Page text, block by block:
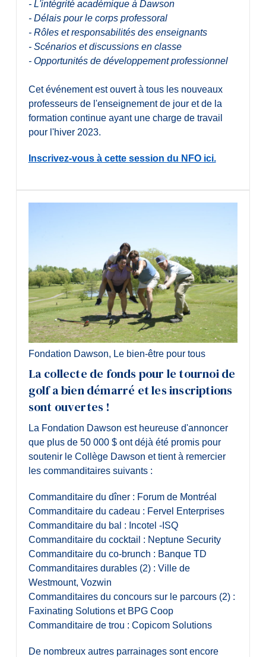
- L'intégrité académique à Dawson
- Délais pour le corps professoral
- Rôles et responsabilités des enseignants
- Scénarios et discussions en classe
- Opportunités de développement professionnel
Cet événement est ouvert à tous les nouveaux
professeurs de l'enseignement de jour et de la
formation continue ayant une charge de travail
pour l'hiver 2023.
Inscrivez-vous à cette session du NFO ici.
Fondation Dawson, Le bien-être pour tous
La collecte de fonds pour le tournoi de
golf a bien démarré et les inscriptions
sont ouvertes !
La Fondation Dawson est heureuse d'annoncer
que plus de 50 000 $ ont déjà été promis pour
soutenir le Collège Dawson et tient à remercier
les commanditaires suivants :
Commanditaire du dîner : Forum de Montréal
Commanditaire du cadeau : Fervel Enterprises
Commanditaire du bal : Incotel -ISQ
Commanditaire du cocktail : Neptune Security
Commanditaire du co-brunch : Banque TD
Commanditaires durables (2) : Ville de
Westmount, Vozwin
Commanditaires du concours sur le parcours (2) :
Faxinating Solutions et BPG Coop
Commanditaire de trou : Copicom Solutions
De nombreux autres parrainages sont encore